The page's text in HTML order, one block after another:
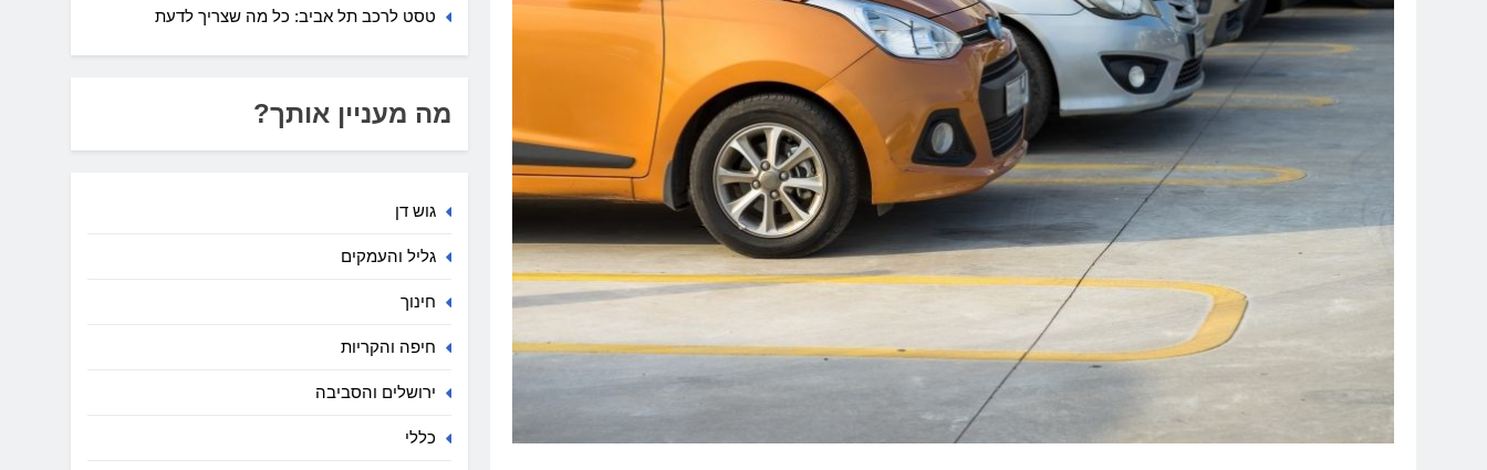
טסט לרכב תל אביב: כל מה שצריך לדעת
מה מעניין אותך?
גוש דן
גליל והעמקים
חינוך
חיפה והקריות
ירושלים והסביבה
כללי